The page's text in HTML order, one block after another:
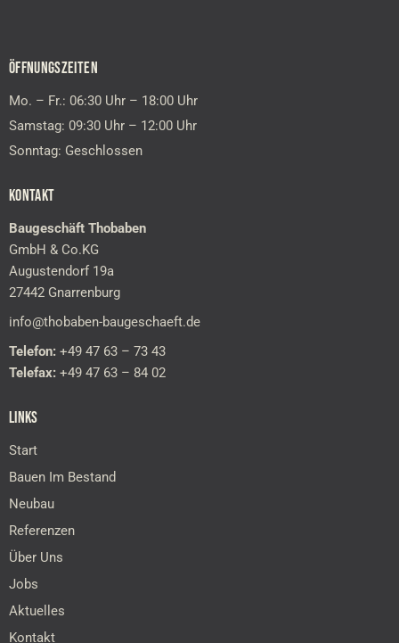
ÖFFNUNGSZEITEN
Mo. – Fr.: 06:30 Uhr – 18:00 Uhr
Samstag: 09:30 Uhr – 12:00 Uhr
Sonntag: Geschlossen
KONTAKT
Baugeschäft Thobaben
GmbH & Co.KG
Augustendorf 19a
27442 Gnarrenburg
info@thobaben-baugeschaeft.de
Telefon: +49 47 63 – 73 43
Telefax: +49 47 63 – 84 02
LINKS
Start
Bauen Im Bestand
Neubau
Referenzen
Über Uns
Jobs
Aktuelles
Kontakt